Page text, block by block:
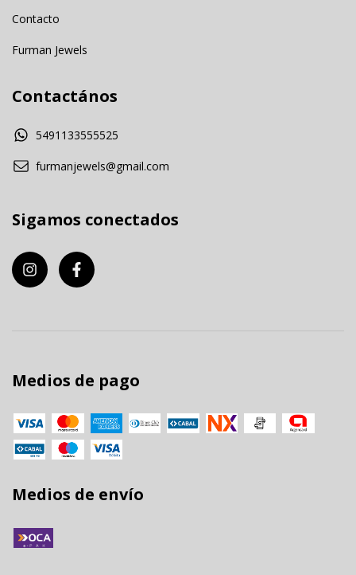
Contacto
Furman Jewels
Contactános
5491133555525
furmanjewels@gmail.com
Sigamos conectados
Medios de pago
Medios de envío